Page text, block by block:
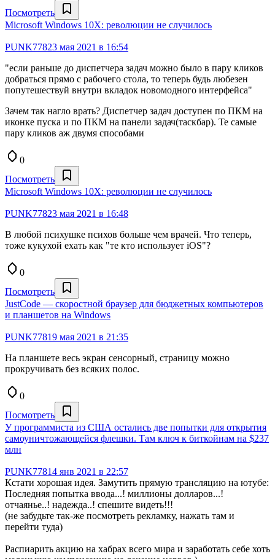
Посмотреть
Microsoft Windows 10X: революции не случилось
PUNK77823 мая 2021 в 16:54
"если раньше до диспетчера задач можно было в пару кликов
добраться прямо с рабочего стола, то теперь будь любезен
попутешествуй внутри вкладок новомодного интерфейса"
Зачем так нагло врать? Диспетчер задач доступен по ПКМ на
иконке пуска и по ПКМ на панели задач(таскбар). Те самые
пару кликов аж двумя способами
0
Посмотреть
Microsoft Windows 10X: революции не случилось
PUNK77823 мая 2021 в 16:48
В любой психушке психов больше чем врачей. Что теперь,
тоже кукухой ехать как "те кто использует iOS"?
0
Посмотреть
JustCode — скоростной браузер для бюджетных компьютеров
и планшетов на Windows
PUNK77819 мая 2021 в 21:35
На планшете весь экран сенсорный, страницу можно
прокручивать без всяких полос.
0
Посмотреть
У программиста из США остались две попытки для открытия
самоуничтожающейся флешки. Там ключ к биткойнам на $237
млн
PUNK77814 янв 2021 в 22:57
Кстати хорошая идея. Замутить прямую трансляцию на ютубе:
Последняя попытка ввода...! миллионы долларов...!
отчаянье..! надежда..! спешите видеть!!!
(не забудьте так-же посмотреть рекламку, нажать там и
перейти туда)
Распиарить акцию на хабрах всего мира и заработать себе хоть